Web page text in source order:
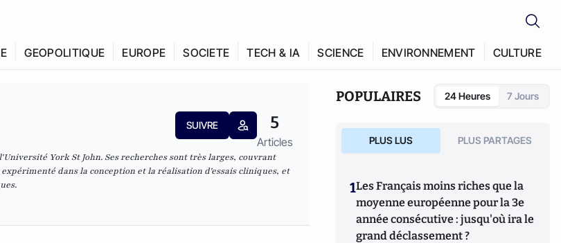
GEOPOLITIQUE EUROPE SOCIETE TECH & IA SCIENCE ENVIRONNEMENT CULTURE
SUIVRE 5
Articles
York St John. Ses recherches sont très larges, couvrant
dans la conception et la réalisation d'essais cliniques, et
POPULAIRES 24 Heures 7 Jours
PLUS LUS PLUS PARTAGES
1Les Français moins riches que la
moyenne européenne pour la 3e
année consécutive : jusqu'où ira le
grand déclassement ?